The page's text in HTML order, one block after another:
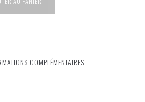
COMPLÉMENTAIRES